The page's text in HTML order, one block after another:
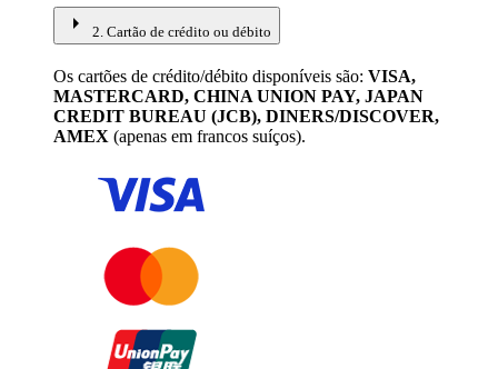
arrow_right 2. Cartão de crédito ou débito
Os cartões de crédito/débito disponíveis são: VISA,
MASTERCARD, CHINA UNION PAY, JAPAN
CREDIT BUREAU (JCB), DINERS/DISCOVER,
AMEX (apenas em francos suíços).